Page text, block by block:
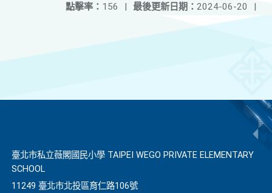
最後更新日期： 2024-06-20 |
點擊率： 156 |
臺北市私立薇閣國民小學 TAIPEI WEGO PRIVATE ELEMENTARY
SCHOOL
11249 臺北市北投區育仁路106號